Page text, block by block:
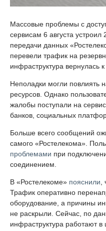
Массовые проблемы с
сервисам 6 августа
передачи данных
перевели трафик на
инфраструктура вернулась
Неполадки могли повлиять
ресурсов. Однако
жалобы поступали на
банков, социальных
Больше всего сообщений
самого «Ростелекома».
проблемами при
соединением.
В «Ростелекоме» пояснили
Трафик оперативно
оборудование, а причины
не раскрыли. Сейчас, по
инфраструктура работают